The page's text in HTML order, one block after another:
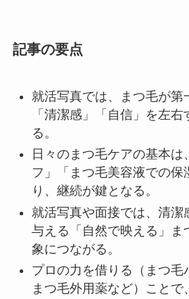
記事の要点
就活写真では、まつ毛が第
「清潔感」「自信」を左
る。
日々のまつ毛ケアの基本は
フ」「まつ毛美容液での保
り、継続が鍵となる。
就活写真や面接では、清潔
与える「自然で映える」ま
象につながる。
プロの力を借りる（まつ毛
まつ毛外用薬など）こと